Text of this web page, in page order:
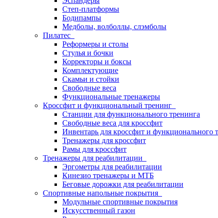
Степ-платформы
Бодипампы
Медболы, волболлы, слэмболы
Пилатес
Реформеры и столы
Стулья и бочки
Корректоры и боксы
Комплектующие
Скамьи и стойки
Свободные веса
Функциональные тренажеры
Кроссфит и функциональный тренинг
Станции для функционального тренинга
Свободные веса для кроссфит
Инвентарь для кроссфит и функционального
Тренажеры для кроссфит
Рамы для кроссфит
Тренажеры для реабилитации
Эргометры для реабилитации
Кинезио тренажеры и МТБ
Беговые дорожки для реабилитации
Спортивные напольные покрытия
Модульные спортивные покрытия
Искусственный газон